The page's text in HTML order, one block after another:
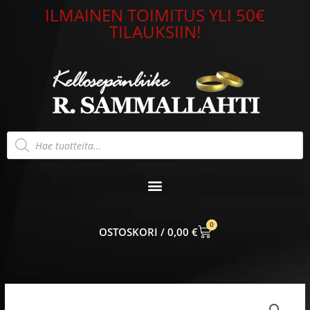
ILMAINEN TOIMITUS YLI 50€
TILAUKSIIN!
Products
search
0,00 €
0
CART